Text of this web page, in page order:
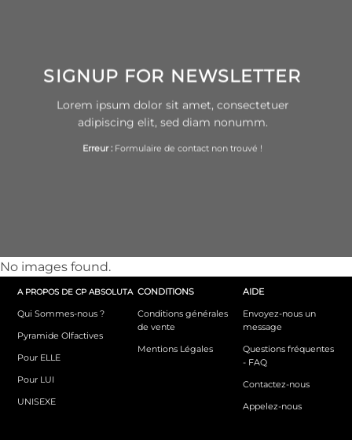
SIGNUP FOR NEWSLETTER
Lorem ipsum dolor sit amet, consectetuer
adipiscing elit, sed diam nonumm.
Erreur : Formulaire de contact non trouvé !
No images found.
A PROPOS DE CP ABSOLUTA
Qui Sommes-nous ?
Pyramide Olfactives
Pour ELLE
Pour LUI
UNISEXE
CONDITIONS
Conditions générales
de vente
Mentions Légales
AIDE
Envoyez-nous un
message
Questions fréquentes
- FAQ
Contactez-nous
Appelez-nous